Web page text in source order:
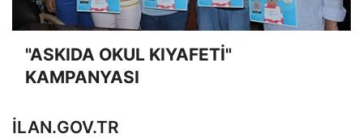
"ASKIDA OKUL KIYAFETİ"
KAMPANYASI
ILAN.GOV.TR